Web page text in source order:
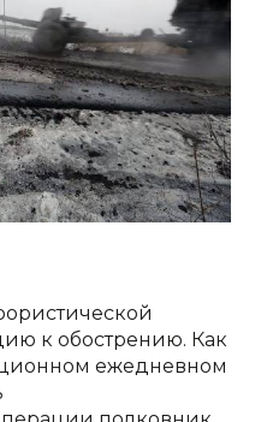
к обострению. Как
ежедневном